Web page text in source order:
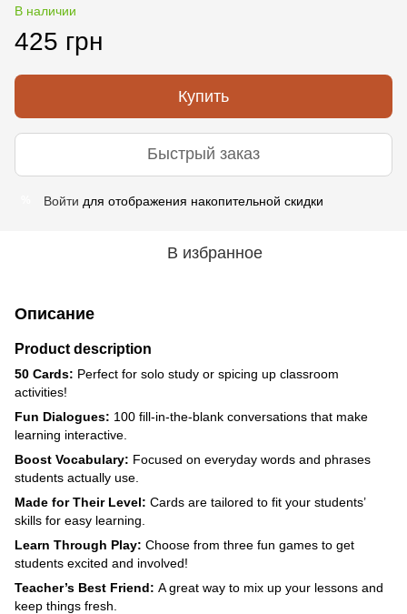
В наличии
425 грн
Купить
Быстрый заказ
Войти для отображения накопительной скидки
В избранное
Описание
Product description
50 Cards: Perfect for solo study or spicing up classroom
activities!
Fun Dialogues: 100 fill-in-the-blank conversations that make
learning interactive.
Boost Vocabulary: Focused on everyday words and phrases
students actually use.
Made for Their Level: Cards are tailored to fit your students’
skills for easy learning.
Learn Through Play: Choose from three fun games to get
students excited and involved!
Teacher’s Best Friend: A great way to mix up your lessons and
keep things fresh.